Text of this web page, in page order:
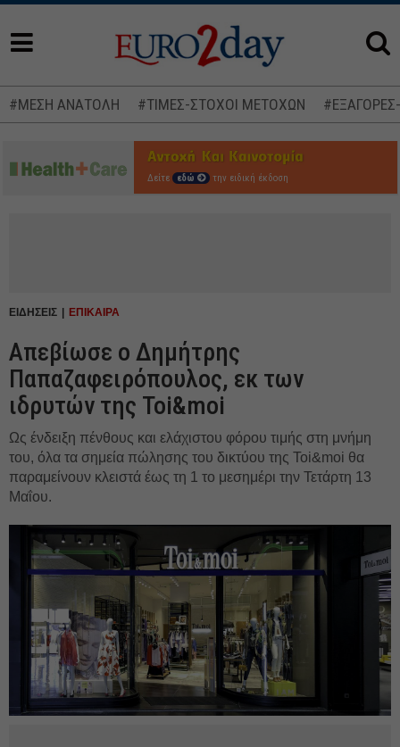
#ΜΕΣΗ ΑΝΑΤΟΛΗ #ΤΙΜΕΣ-ΣΤΟΧΟΙ ΜΕΤΟΧΩΝ
Δείτε εδώ την ειδική έκδοση
ΕΙΔΗΣΕΙΣ ΕΠΙΚΑΙΡΑ
Απεβίωσε ο Δημήτρης
Παπαζαφειρόπουλος, εκ των
ιδρυτών της Toi&moi
Ως ένδειξη πένθους και ελάχιστου φόρου τιμής στη μνήμη
του, όλα τα σημεία πώλησης του δικτύου της Toi&moi θα
παραμείνουν κλειστά έως τη 1 το μεσημέρι την Τετάρτη 13
Μαΐου.